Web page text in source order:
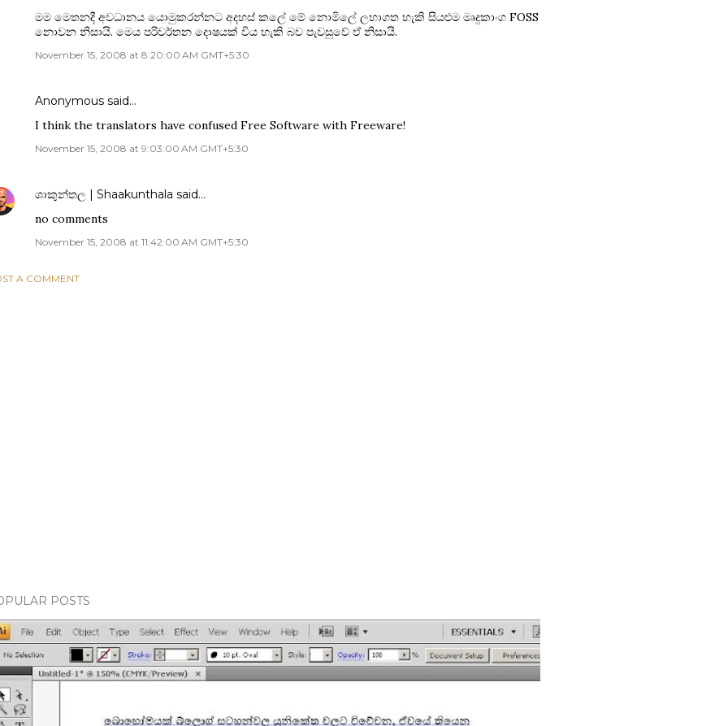
මම මෙතනදී අවධානය යොමුකරන්නට අදහස් කලේ ‍මේ නොමිලේ ලභාගත හැකි සියළුම මෘදුකාංග FOSS
නොවන නිසායි. මෙය පරිවර්තන දොෂයක් විය හැකි බව පැවසුවේ ඒ නිසායි.
November 15, 2008 at 8:20:00 AM GMT+5:30
Anonymous said…
I think the translators have confused Free Software with Freeware!
November 15, 2008 at 9:03:00 AM GMT+5:30
ශාකුන්තල | Shaakunthala said…
no comments
November 15, 2008 at 11:42:00 AM GMT+5:30
A COMMENT
POSTS